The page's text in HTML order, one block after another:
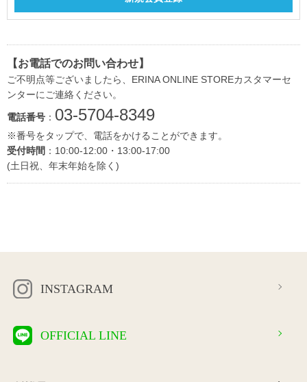
【お電話でのお問い合わせ】
ご不明点等ございましたら、ERINA ONLINE STOREカスタマーセ
ンターにご連絡ください。
電話番号 ： 03-5704-8349
※番号をタップで、電話をかけることができます。
受付時間 ：10:00-12:00・13:00-17:00
(土日祝、年末年始を除く)
INSTAGRAM
OFFICIAL LINE